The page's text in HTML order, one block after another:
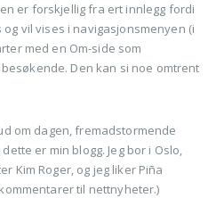
er forskjellig fra ert innlegg fordi
vil vises i navigasjonsmenyen (i
med en Om-side som
Den kan si noe omtrent
om dagen, fremadstormende
er min blogg. Jeg bor i Oslo,
Kim Roger, og jeg liker Piña
til nettnyheter.)